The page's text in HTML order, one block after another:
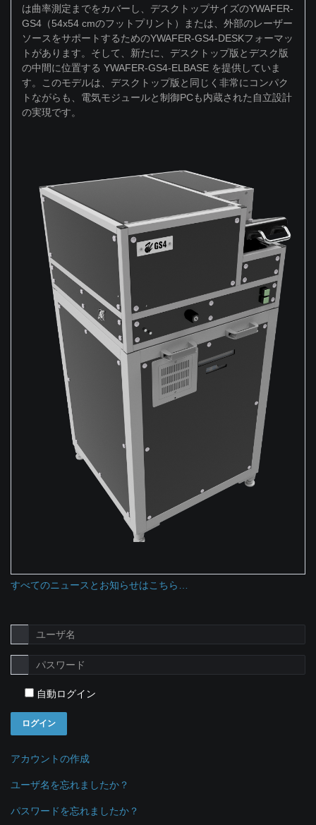
は曲率測定までをカバーし、デスクトップサイズのYWAFER-
GS4（54x54 cmのフットプリント）または、外部のレーザー
ソースをサポートするためのYWAFER-GS4-DESKフォーマッ
トがあります。そして、新たに、デスクトップ版とデスク版
の中間に位置する YWAFER-GS4-ELBASE を提供していま
す。このモデルは、デスクトップ版と同じく非常にコンパク
トながらも、電気モジュールと制御PCも内蔵された自立設計
の実現です。
すべてのニュースとお知らせはこちら…
自動ログイン
ログイン
アカウントの作成
ユーザ名を忘れましたか？
パスワードを忘れましたか？